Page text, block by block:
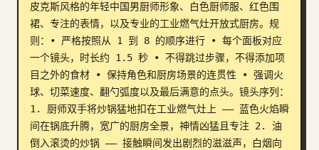
皮克斯风格的年轻中国男厨师形象、白色厨师服、红色围
裙、专注的表情，以及专业的工业燃气灶开放式厨房。规
则：• 严格按照从 1 到 8 的顺序进行 • 每个面板对应
一个镜头，时长约 1.5 秒 • 不得跳过步骤，不得添加项
目之外的食材 • 保持角色和厨房场景的连贯性 • 强调火
球、切菜速度、翻勺弧度以及最后满意的点头。镜头序列：
1. 厨师双手将炒锅猛地扣在工业燃气灶上 —— 蓝色火焰瞬
间在锅底升腾，宽广的厨房全景，神情凶猛且专注 2. 油
倒入滚烫的炒锅 —— 接触瞬间发出剧烈的滋滋声，白烟向